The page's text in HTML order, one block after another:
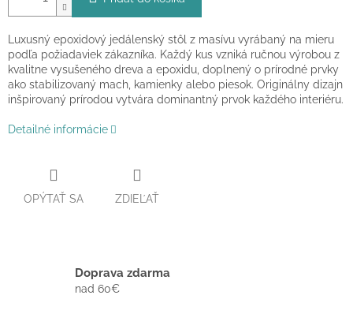
Luxusný epoxidový jedálenský stôl z masívu vyrábaný na mieru
podľa požiadaviek zákazníka. Každý kus vzniká ručnou výrobou z
kvalitne vysušeného dreva a epoxidu, doplnený o prírodné prvky
ako stabilizovaný mach, kamienky alebo piesok. Originálny dizajn
inšpirovaný prírodou vytvára dominantný prvok každého interiéru.
Detailné informácie
OPÝTAŤ SA ZDIEĽAŤ
Doprava zdarma
nad 60€